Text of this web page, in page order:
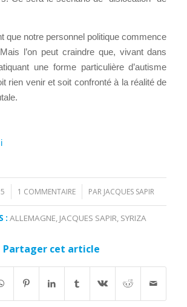
que notre personnel politique commence
l’on peut craindre que, vivant dans
une forme particulière d’autisme
rien venir et soit confronté à la réalité de
1 COMMENTAIRE
/ PAR JACQUES SAPIR
: ALLEMAGNE, JACQUES SAPIR, SYRIZA
Partager cet article